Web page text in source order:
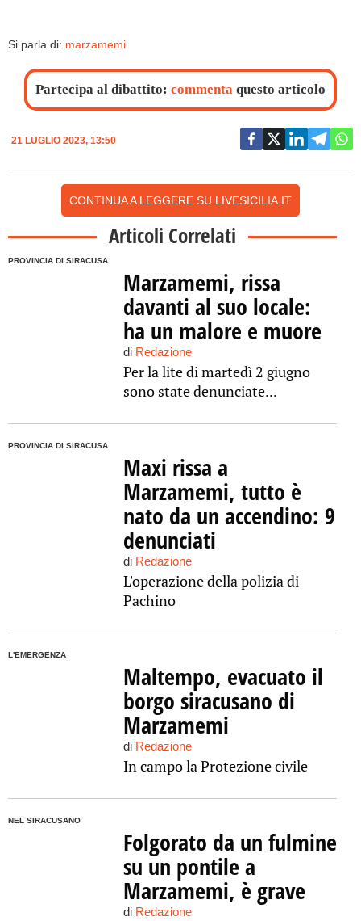
Si parla di: marzamemi
Partecipa al dibattito: commenta questo articolo
21 LUGLIO 2023, 13:50
CONTINUA A LEGGERE SU LIVESICILIA.IT
Articoli Correlati
PROVINCIA DI SIRACUSA
Marzamemi, rissa
davanti al suo locale:
ha un malore e muore
di Redazione
Per la lite di martedì 2 giugno
sono state denunciate...
PROVINCIA DI SIRACUSA
Maxi rissa a
Marzamemi, tutto è
nato da un accendino: 9
denunciati
di Redazione
L'operazione della polizia di
Pachino
L'EMERGENZA
Maltempo, evacuato il
borgo siracusano di
Marzamemi
di Redazione
In campo la Protezione civile
NEL SIRACUSANO
Folgorato da un fulmine
su un pontile a
Marzamemi, è grave
di Redazione